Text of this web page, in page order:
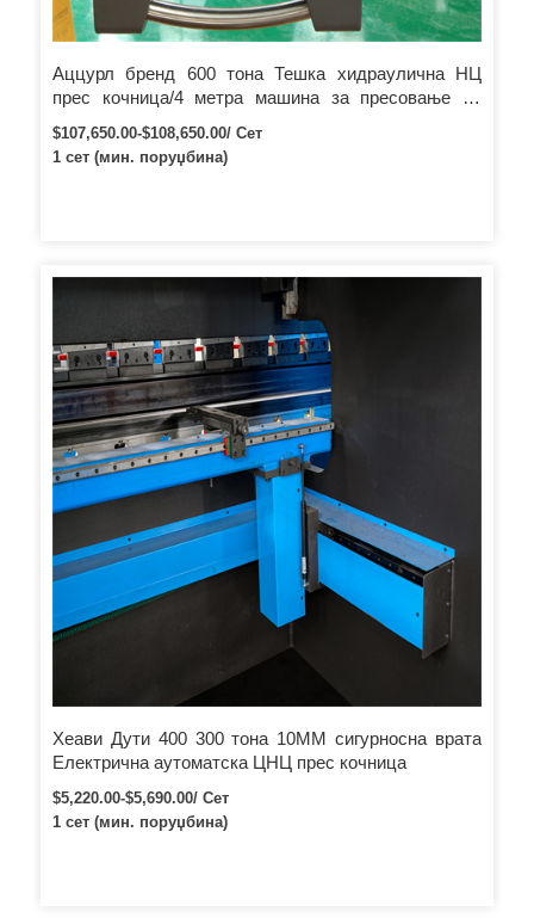
Аццурл бренд 600 тона Тешка хидраулична НЦ
прес кочница/4 метра машина за пресовање са
поузданим квалитетом
$107,650.00-$108,650.00/ Сет
1 сет (мин. поруџбина)
Хеави Дути 400 300 тона 10ММ сигурносна врата
Електрична аутоматска ЦНЦ прес кочница
$5,220.00-$5,690.00/ Сет
1 сет (мин. поруџбина)